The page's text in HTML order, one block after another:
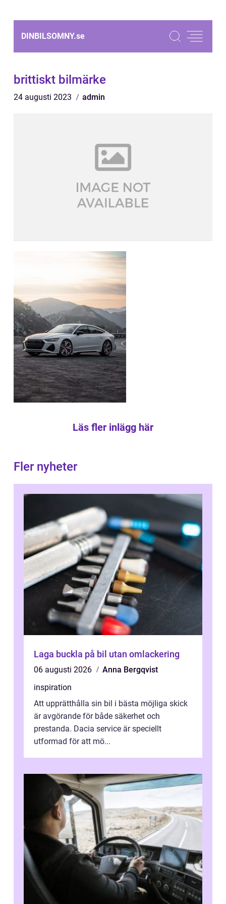
DINBILSOMNY.se
brittiskt bilmärke
24 augusti 2023 admin
Läs fler inlägg här
Fler nyheter
Laga buckla på bil utan omlackering
06 augusti 2026
Anna Bergqvist
inspiration
Att upprätthålla sin bil i bästa möjliga skick
är avgörande för både säkerhet och
prestanda. Dacia service är speciellt
utformad för att mö...